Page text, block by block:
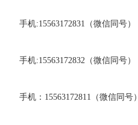
手机:15563172831（微信同号）
手机:15563172832（微信同号）
手机：15563172811（微信同号）